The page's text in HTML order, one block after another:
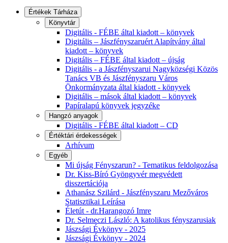
Értékek Tárháza
Könyvtár
Digitális - FÉBE által kiadott – könyvek
Digitális – Jászfényszaruért Alapítvány által
kiadott – könyvek
Digitális – FÉBE által kiadott – újság
Digitális - a Jászfényszarui Nagyközségi Közös
Tanács VB és Jászfényszaru Város
Önkormányzata által kiadott - könyvek
Digitális – mások által kiadott – könyvek
Papíralapú könyvek jegyzéke
Hangzó anyagok
Digitális - FÉBE által kiadott – CD
Értéktári érdekességek
Arhívum
Egyéb
Mi újság Fényszarun? - Tematikus feldolgozása
Dr. Kiss-Bíró Gyöngyvér megvédett
disszertációja
Athanász Szilárd - Jászfényszaru Mezőváros
Statisztikai Leírása
Életút - dr.Harangozó Imre
Dr. Selmeczi László: A katolikus fényszarusiak
Jászsági Évkönyv - 2025
Jászsági Évkönyv - 2024